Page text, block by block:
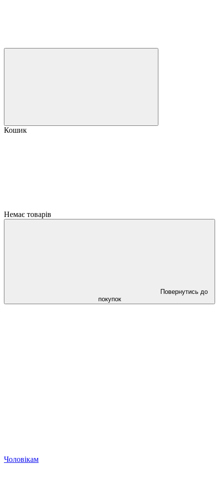
Кошик
Немає товарів
Повернутись до
покупок
Чоловікам